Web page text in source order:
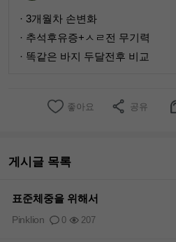
· 3개월차 손변화
· 추석후유증+ㅅㄹ전 무기력
· 똑같은 바지 두달전후 비교
좋아요 공유
게시글 목록
표준체중을 위해서
0 207
Pinklion